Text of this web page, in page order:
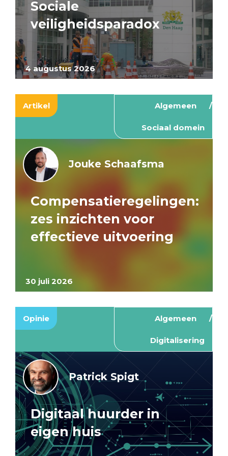
4 augustus 2026
Sociale
veiligheidsparadox
Artikel Algemeen
Sociaal domein
30 juli 2026
Jouke Schaafsma
Compensatieregelingen:
zes inzichten voor
effectieve uitvoering
Opinie Algemeen
Digitalisering
Patrick Spigt
Digitaal huurder in
eigen huis